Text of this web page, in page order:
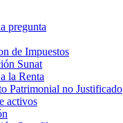
pregunta
de Impuestos
Sunat
la Renta
Patrimonial no Justificado
activos